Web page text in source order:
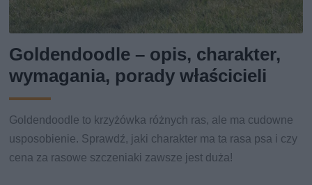
Goldendoodle – opis, charakter,
wymagania, porady właścicieli
Goldendoodle to krzyżówka różnych ras, ale ma cudowne
usposobienie. Sprawdź, jaki charakter ma ta rasa psa i czy
cena za rasowe szczeniaki zawsze jest duża!